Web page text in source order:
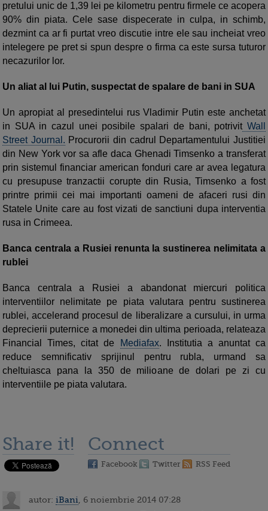
pretului unic de 1,39 lei pe kilometru pentru firmele ce acopera
90% din piata. Cele sase dispecerate in culpa, in schimb,
dezmint ca ar fi purtat vreo discutie intre ele sau incheiat vreo
intelegere pe pret si spun despre o firma ca este sursa tuturor
necazurilor lor.
Un aliat al lui Putin, suspectat de spalare de bani in SUA
Un apropiat al presedintelui rus Vladimir Putin este anchetat
in SUA in cazul unei posibile spalari de bani, potrivitWall
Street Journal. Procurorii din cadrul Departamentului Justitiei
din New York vor sa afle daca Ghenadi Timsenko a transferat
prin sistemul financiar american fonduri care ar avea legatura
cu presupuse tranzactii corupte din Rusia, Timsenko a fost
printre primii cei mai importanti oameni de afaceri rusi din
Statele Unite care au fost vizati de sanctiuni dupa interventia
rusa in Crimeea.
Banca centrala a Rusiei renunta la sustinerea nelimitata a
rublei
Banca centrala a Rusiei a abandonat miercuri politica
interventiilor nelimitate pe piata valutara pentru sustinerea
rublei, accelerand procesul de liberalizare a cursului, in urma
deprecierii puternice a monedei din ultima perioada, relateaza
Financial Times, citat de
Mediafax. Institutia a anuntat ca
reduce semnificativ sprijinul pentru rubla, urmand sa
cheltuiasca pana la 350 de milioane de dolari pe zi cu
interventiile pe piata valutara.
Share it! Connect
Facebook Twitter RSS Feed
autor: iBani , 6 noiembrie 2014 07:28